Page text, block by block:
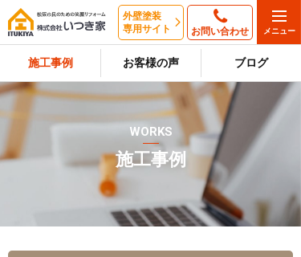
外壁塗装
専用サイト
お問い合わせ
施工事例 お客様の声 ブログ
WORKS
施工事例